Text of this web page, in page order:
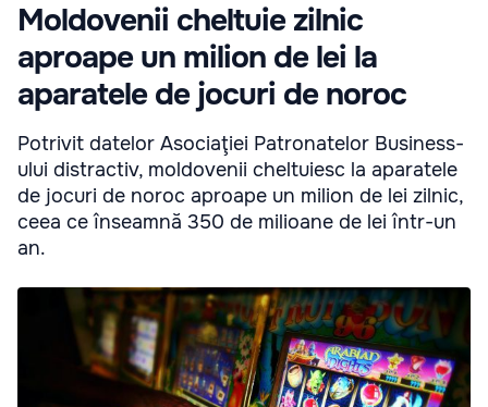
Moldovenii cheltuie zilnic
aproape un milion de lei la
aparatele de jocuri de noroc
Potrivit datelor Asociaţiei Patronatelor Business-
ului distractiv, moldovenii cheltuiesc la aparatele
de jocuri de noroc aproape un milion de lei zilnic,
ceea ce înseamnă 350 de milioane de lei într-un
an.